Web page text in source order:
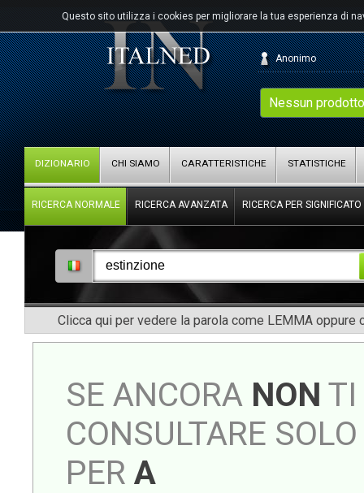
Questo sito utilizza i cookies per migliorare la tua esperienza di
Nessun
Anonimo
DIZIONARIO CHI SIAMO CARATTERISTICHE STATISTICHE
RICERCA NORMALE RICERCA AVANZATA RICERCA PER SIGNIFICATO
Clicca qui per vedere la parola come LEMMA oppure
SE ANCORA NON TI
CONSULTARE
PER A